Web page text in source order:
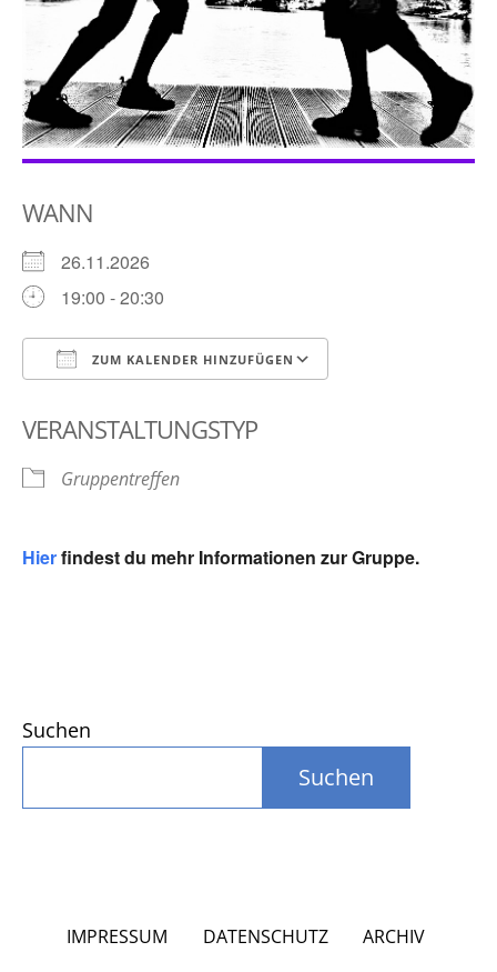
WANN
26.11.2026
19:00 - 20:30
ZUM KALENDER HINZUFÜGEN
VERANSTALTUNGSTYP
Gruppentreffen
Hierfindest du mehr Informationen zur Gruppe.
Suchen
Suchen
IMPRESSUM DATENSCHUTZ ARCHIV